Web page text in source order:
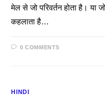
मेल से जो परिवर्तन होता है। या
कहलाता है…
0 COMMENTS
HINDI